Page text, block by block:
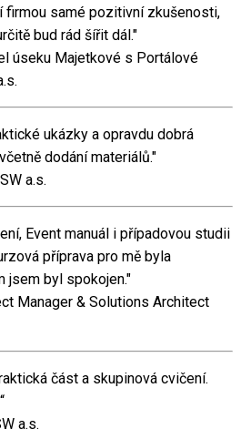
firmou samé pozitivní zkušenosti,
bud rád šířit dál."
úseku Majetkové s Portálové
ukázky a opravdu dobrá
dodání materiálů."
a.s.
Event manuál i případovou studii
příprava pro mě byla
jsem byl spokojen."
Manager & Solutions Architect
část a skupinová cvičení.
a.s.